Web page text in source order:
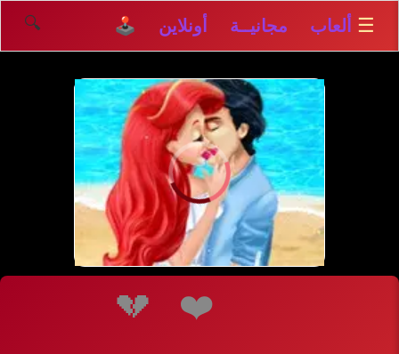
☰ ألعاب مجانيــة أونلاين 🕹️ 🔍
إلعــــب
❤️
💔